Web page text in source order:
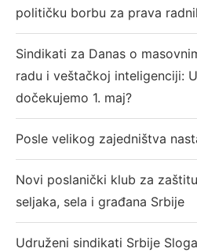
političku borbu za prava
Sindikati za Danas o
radu i veštačkoj inteligenciji:
dočekujemo 1. maj?
Posle velikog zajedništva
Novi poslanički klub za
seljaka, sela i građana Srbije
Udruženi sindikati Srbije